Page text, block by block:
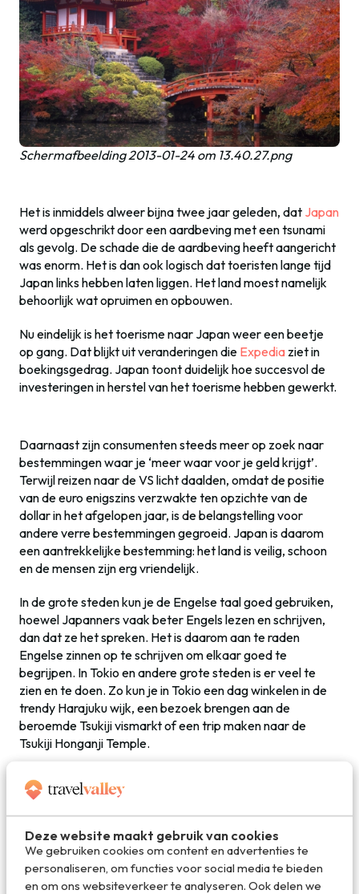
Deze website maakt gebruik van cookies
We gebruiken cookies om content en advertenties te
personaliseren, om functies voor social media te bieden
en om ons websiteverkeer te analyseren. Ook delen we
Schermafbeelding 2013-01-24 om 13.40.27.png
Het is inmiddels alweer bijna twee jaar geleden, dat Japan
werd opgeschrikt door een aardbeving met een tsunami
als gevolg. De schade die de aardbeving heeft aangericht
was enorm. Het is dan ook logisch dat toeristen lange tijd
Japan links hebben laten liggen. Het land moest namelijk
behoorlijk wat opruimen en opbouwen.
Nu eindelijk is het toerisme naar Japan weer een beetje
op gang. Dat blijkt uit veranderingen die Expedia ziet in
boekingsgedrag. Japan toont duidelijk hoe succesvol de
investeringen in herstel van het toerisme hebben gewerkt.
Daarnaast zijn consumenten steeds meer op zoek naar
bestemmingen waar je ‘meer waar voor je geld krijgt’.
Terwijl reizen naar de VS licht daalden, omdat de positie
van de euro enigszins verzwakte ten opzichte van de
dollar in het afgelopen jaar, is de belangstelling voor
andere verre bestemmingen gegroeid. Japan is daarom
een aantrekkelijke bestemming: het land is veilig, schoon
en de mensen zijn erg vriendelijk.
In de grote steden kun je de Engelse taal goed gebruiken,
hoewel Japanners vaak beter Engels lezen en schrijven,
dan dat ze het spreken. Het is daarom aan te raden
Engelse zinnen op te schrijven om elkaar goed te
begrijpen. In Tokio en andere grote steden is er veel te
zien en te doen. Zo kun je in Tokio een dag winkelen in de
trendy Harajuku wijk, een bezoek brengen aan de
beroemde Tsukiji vismarkt of een trip maken naar de
Tsukiji Honganji Temple.
Deel dit artikel
Deel via E-mail